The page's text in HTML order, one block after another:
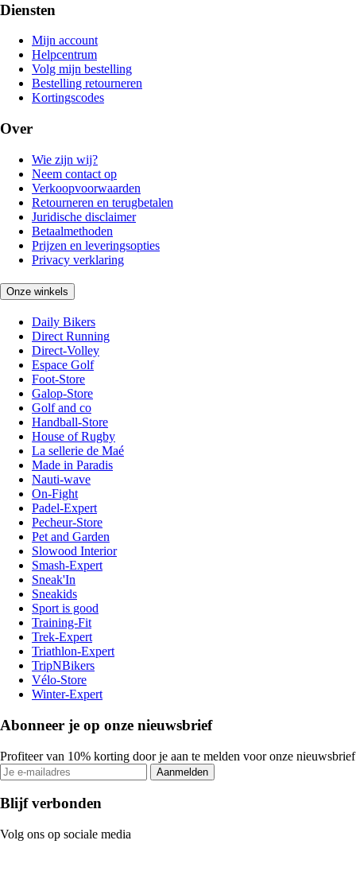
Diensten
Mijn account
Helpcentrum
Volg mijn bestelling
Bestelling retourneren
Kortingscodes
Over
Wie zijn wij?
Neem contact op
Verkoopvoorwaarden
Retourneren en terugbetalen
Juridische disclaimer
Betaalmethoden
Prijzen en leveringsopties
Privacy verklaring
Onze winkels
Daily Bikers
Direct Running
Direct-Volley
Espace Golf
Foot-Store
Galop-Store
Golf and co
Handball-Store
House of Rugby
La sellerie de Maé
Made in Paradis
Nauti-wave
On-Fight
Padel-Expert
Pecheur-Store
Pet and Garden
Slowood Interior
Smash-Expert
Sneak'In
Sneakids
Sport is good
Training-Fit
Trek-Expert
Triathlon-Expert
TripNBikers
Vélo-Store
Winter-Expert
Abonneer je op onze nieuwsbrief
Profiteer van 10% korting door je aan te melden voor onze nieuwsbrief
Aanmelden
Blijf verbonden
Volg ons op sociale media